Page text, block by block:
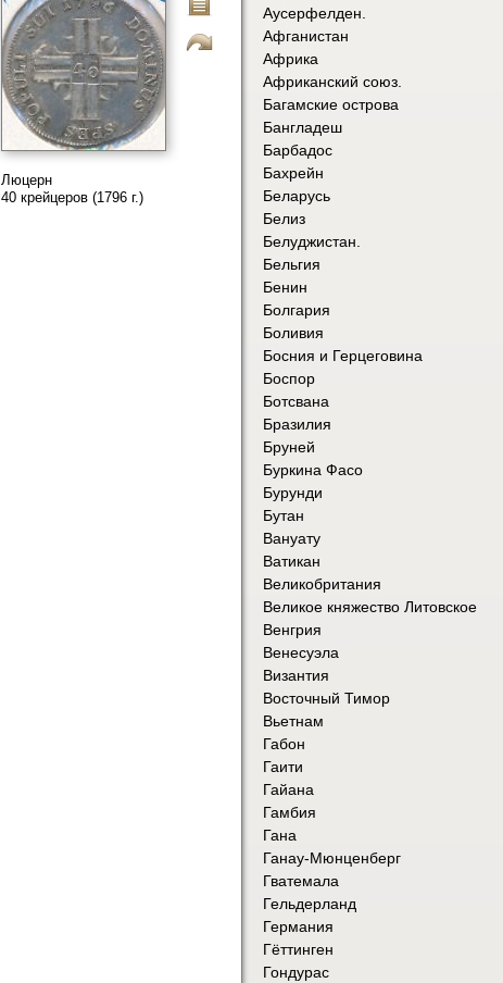
Люцерн
40 крейцеров (1796 г.)
Аусерфелден.
Афганистан
Африка
Африканский союз.
Багамские острова
Бангладеш
Барбадос
Бахрейн
Беларусь
Белиз
Белуджистан.
Бельгия
Бенин
Болгария
Боливия
Босния и Герцеговина
Боспор
Ботсвана
Бразилия
Бруней
Буркина Фасо
Бурунди
Бутан
Вануату
Ватикан
Великобритания
Великое княжество Литовское
Венгрия
Венесуэла
Византия
Восточный Тимор
Вьетнам
Габон
Гаити
Гайана
Гамбия
Гана
Ганау-Мюнценберг
Гватемала
Гельдерланд
Германия
Гёттинген
Гондурас